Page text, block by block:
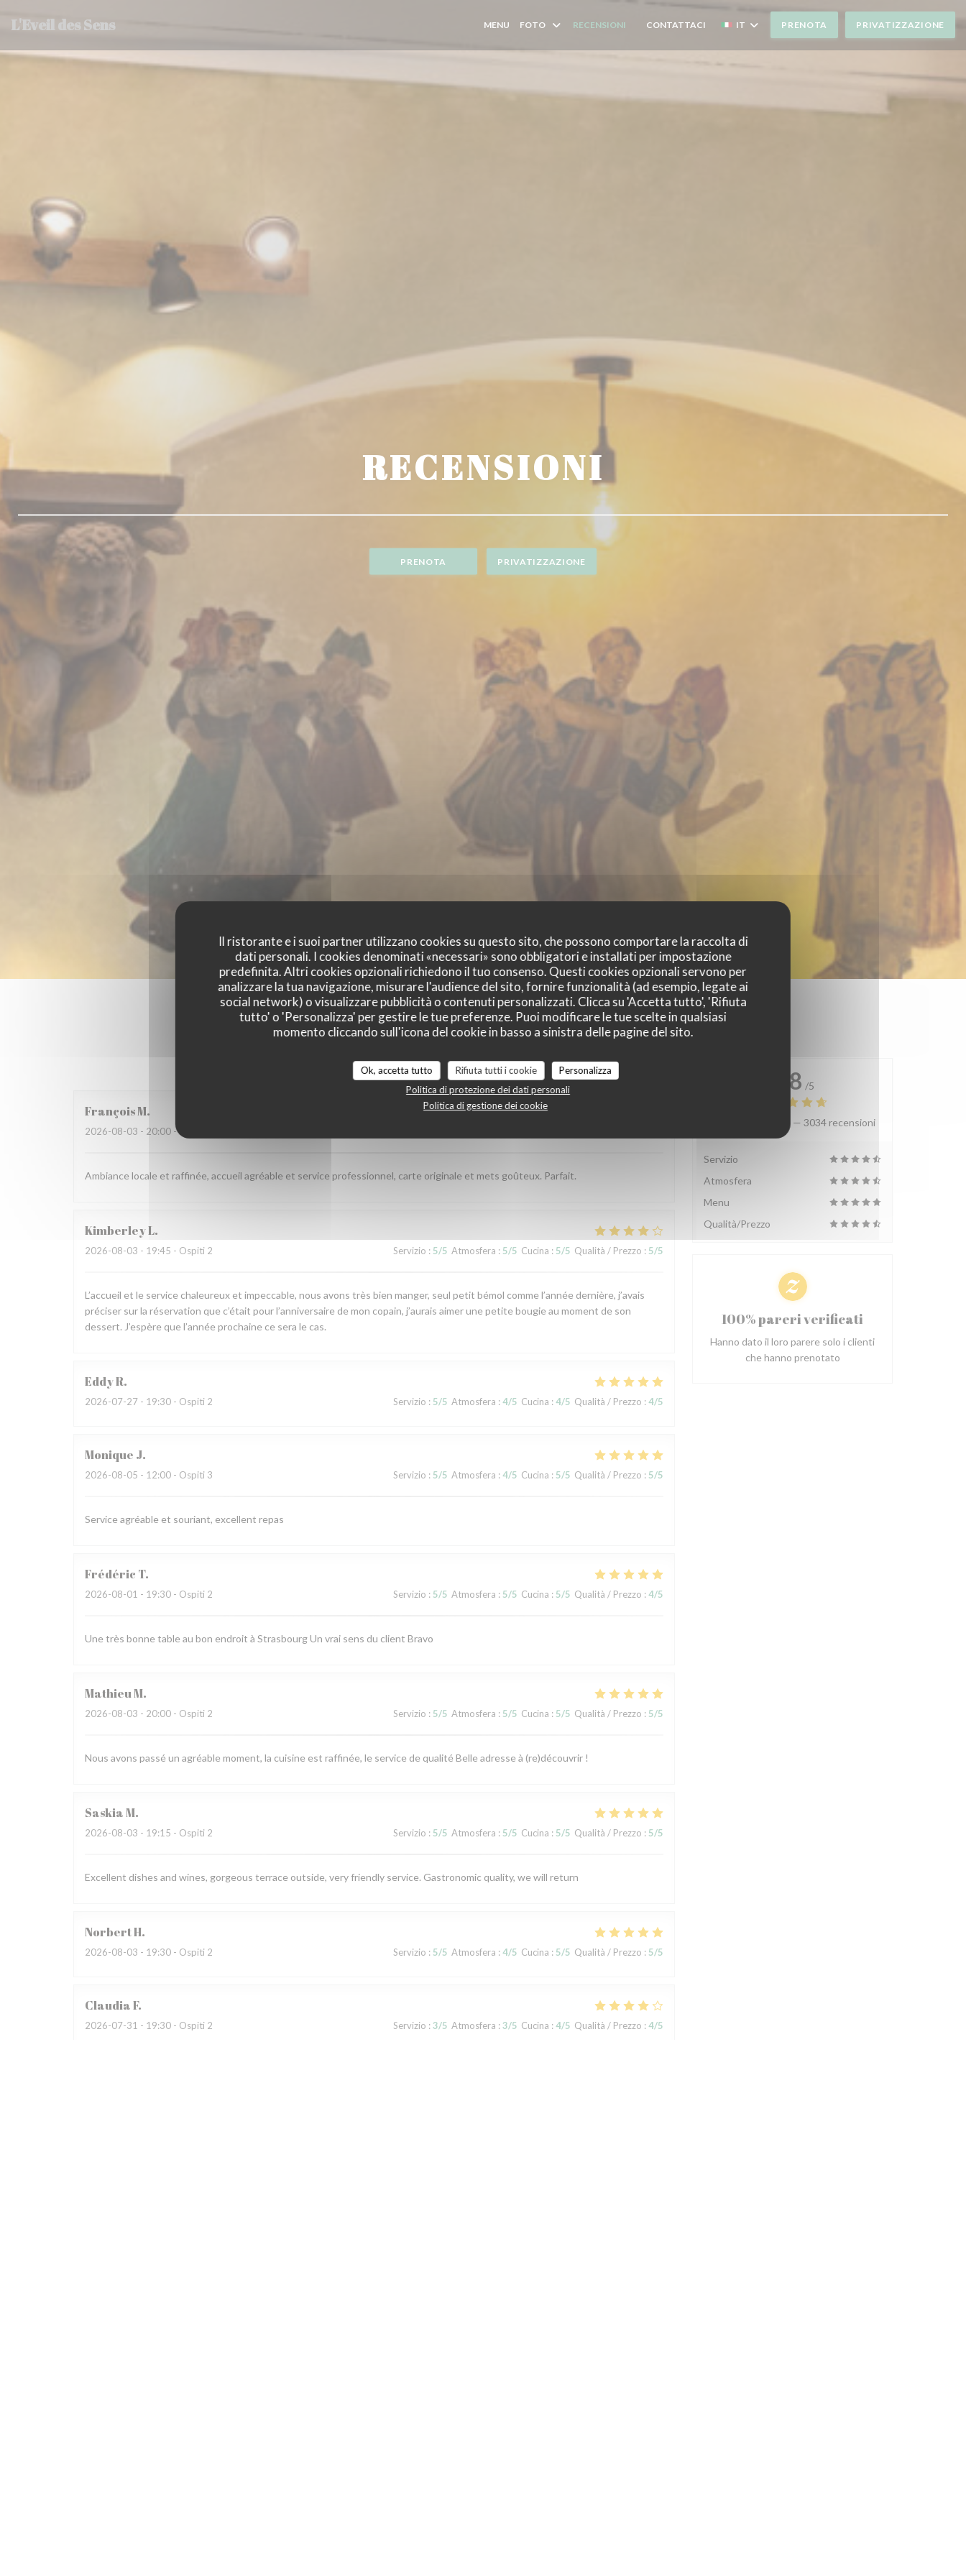
Il ristorante e i suoi partner utilizzano cookies su questo sito, che possono comportare la raccolta di
dati personali. I cookies denominati «necessari» sono obbligatori e installati per impostazione
predefinita. Altri cookies opzionali richiedono il tuo consenso. Questi cookies opzionali servono per
analizzare la tua navigazione, misurare l'audience del sito, fornire funzionalità (ad esempio, legate ai
social network) o visualizzare pubblicità o contenuti personalizzati. Clicca su 'Accetta tutto', 'Rifiuta
tutto' o 'Personalizza' per gestire le tue preferenze. Puoi modificare le tue scelte in qualsiasi
momento cliccando sull'icona del cookie in basso a sinistra delle pagine del sito.
Ok, accetta tutto Rifiuta tutti i cookie
Personalizza
Politica di protezione dei dati personali
Politica di gestione dei cookie
L'Eveil des Sens MENU FOTO RECENSIONI ((APRE UNA NUOVA FINESTRA))
CONTATTACI IT PRENOTA PRIVATIZZAZIONE
RECENSIONI
PRENOTA PRIVATIZZAZIONE
I pareri dei nostri clienti
FrançoisM
2026-08-03 - 20:00 - Ospiti 3
Ambiance locale et raffinée, accueil agréable et service professionnel, carte originale et mets goûteux. Parfait.
KimberleyL
2026-08-03 - 19:45 - Ospiti 2 Servizio : 5/5 Atmosfera : 5/5 Cucina : 5/5 Qualità / Prezzo : 5/5
L’accueil et le service chaleureux et impeccable, nous avons très bien manger, seul petit bémol comme l’année dernière, j’avais
préciser sur la réservation que c’était pour l’anniversaire de mon copain, j’aurais aimer une petite bougie au moment de son
dessert. J’espère que l’année prochaine ce sera le cas.
EddyR
2026-07-27 - 19:30 - Ospiti 2 Servizio : 5/5 Atmosfera : 4/5 Cucina : 4/5 Qualità / Prezzo : 4/5
Monique J
2026-08-05 - 12:00 - Ospiti 3 Servizio : 5/5 Atmosfera : 4/5 Cucina : 5/5 Qualità / Prezzo : 5/5
Service agréable et souriant, excellent repas
Frédéric T
2026-08-01 - 19:30 - Ospiti 2 Servizio : 5/5 Atmosfera : 5/5 Cucina : 5/5 Qualità / Prezzo : 4/5
Une très bonne table au bon endroit à Strasbourg Un vrai sens du client Bravo
MathieuM
2026-08-03 - 20:00 - Ospiti 2 Servizio : 5/5 Atmosfera : 5/5 Cucina : 5/5 Qualità / Prezzo : 5/5
Nous avons passé un agréable moment, la cuisine est raffinée, le service de qualité Belle adresse à (re)découvrir !
SaskiaM
2026-08-03 - 19:15 - Ospiti 2 Servizio : 5/5 Atmosfera : 5/5 Cucina : 5/5 Qualità / Prezzo : 5/5
Excellent dishes and wines, gorgeous terrace outside, very friendly service. Gastronomic quality, we will return
NorbertH
2026-08-03 - 19:30 - Ospiti 2 Servizio : 5/5 Atmosfera : 4/5 Cucina : 5/5 Qualità / Prezzo : 5/5
ClaudiaF
2026-07-31 - 19:30 - Ospiti 2 Servizio : 3/5 Atmosfera : 3/5 Cucina : 4/5 Qualità / Prezzo : 4/5
4.8 /5
Valutazione media — 3034 recensioni
Servizio
Atmosfera
Menu
Qualità/Prezzo
100% pareri verificati
Hanno dato il loro parere solo i clienti
che hanno prenotato